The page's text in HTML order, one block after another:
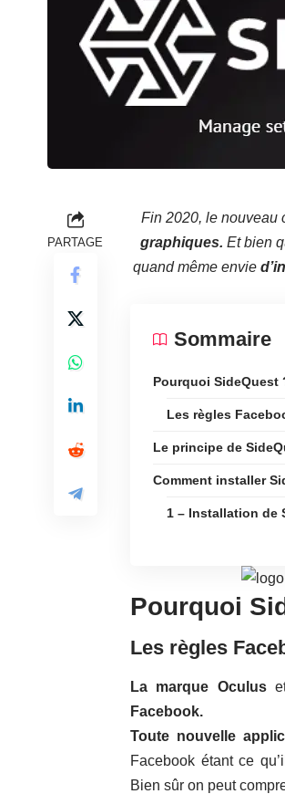
PARTAGE
Fin 2020, le nouveau
graphiques. Et bien
quand même envie
Sommaire
Pourquoi SideQuest
Les règles
Le principe de
Comment installer
1 – Installation de
Pourquoi
Les règles
La marque Oculus
Facebook.
Toute nouvelle
Facebook étant ce
Bien sûr on peut